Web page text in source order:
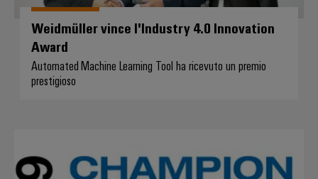
Weidmüller vince l'Industry 4.0 Innovation
Award
Automated Machine Learning Tool ha ricevuto un premio
prestigioso